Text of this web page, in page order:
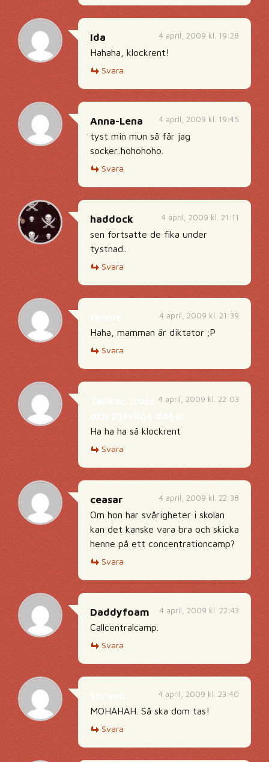
4 april, 2009 kl. 19:28
Ida
Hahaha, klockrent!
Svara
4 april, 2009 kl. 19:45
Anna-Lena
tyst min mun så får jag
socker..hohohoho.
Svara
4 april, 2009 kl. 21:11
haddock
sen fortsatte de fika under
tystnad..
Svara
4 april, 2009 kl. 21:39
Haha, mamman är diktator ;P
Svara
4 april, 2009 kl. 22:03
Ha ha ha så klockrent
Svara
4 april, 2009 kl. 22:38
ceasar
Om hon har svårigheter i skolan
kan det kanske vara bra och skicka
henne på ett concentrationcamp?
Svara
4 april, 2009 kl. 22:43
Daddyfoam
Callcentralcamp.
Svara
4 april, 2009 kl. 23:40
MOHAHAH. Så ska dom tas!
Svara